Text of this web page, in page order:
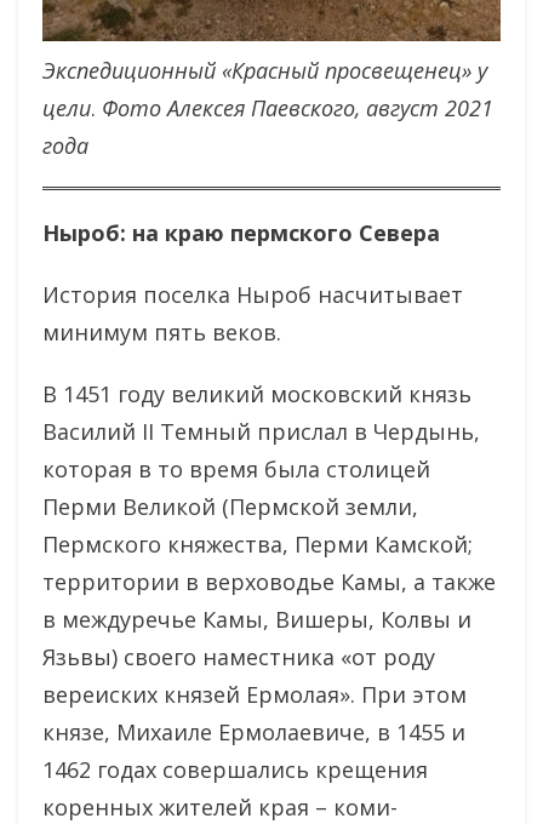
Экспедиционный «Красный просвещенец» у
цели. Фото Алексея Паевского, август 2021
года
Ныроб: на краю пермского Севера
История поселка Ныроб насчитывает
минимум пять веков.
В 1451 году великий московский князь
Василий II Темный прислал в Чердынь,
которая в то время была столицей
Перми Великой (Пермской земли,
Пермского княжества, Перми Камской;
территории в верховодье Камы, а также
в междуречье Камы, Вишеры, Колвы и
Язьвы) своего наместника «от роду
вереиских князей Ермолая». При этом
князе, Михаиле Ермолаевиче, в 1455 и
1462 годах совершались крещения
коренных жителей края – коми-